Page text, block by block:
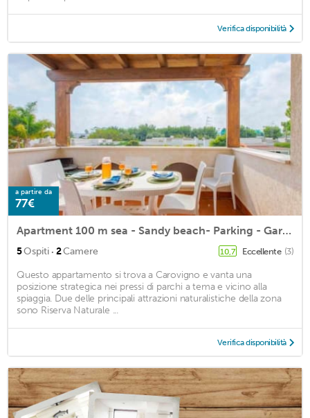
Verifica disponibilità
a partire da
77€
Apartment 100 m sea - Sandy beach- Parking - Garden - Dishwasher
5Ospiti · 2Camere 10,7 Eccellente (3)
Questo appartamento si trova a Carovigno e vanta una
posizione strategica nei pressi di parchi a tema e vicino alla
spiaggia. Due delle principali attrazioni naturalistiche della zona
sono Riserva Naturale ...
Verifica disponibilità